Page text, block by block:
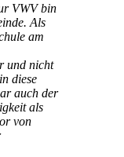
VWV bin
Als
am
und nicht
diese
auch der
als
von